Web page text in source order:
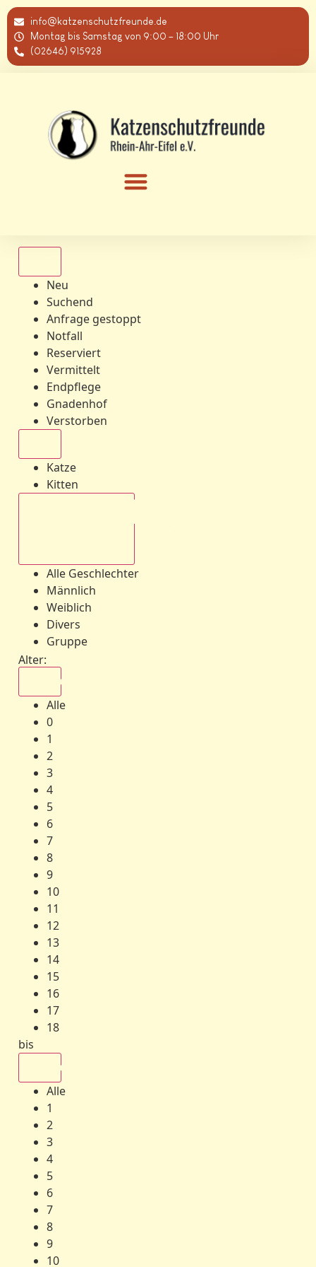
info@katzenschutzfreunde.de
Montag bis Samstag von 9:00 – 18:00 Uhr
(02646) 915928
Neu
Suchend
Anfrage gestoppt
Notfall
Reserviert
Vermittelt
Endpflege
Gnadenhof
Verstorben
Katze
Kitten
Alle Geschlechter
Männlich
Weiblich
Divers
Gruppe
Alter:
Alle
0
1
2
3
4
5
6
7
8
9
10
11
12
13
14
15
16
17
18
bis
Alle
1
2
3
4
5
6
7
8
9
10